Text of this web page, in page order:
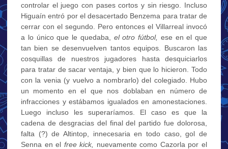
controlar el juego con pases cortos y sin riesgo. Incluso
Higuaín entró por el desacertado Benzema para tratar de
cerrar con el segundo. Pero entonces el Villarreal invocó
a lo único que le quedaba, el otro fútbol, ese en el que
tan bien se desenvuelven tantos equipos. Buscaron las
cosquillas de nuestros jugadores hasta desquiciarlos
para tratar de sacar ventaja, y bien que lo hicieron. Todo
con la venia (y vuelvo a nombrarlo) del colegiado. Hubo
un momento en el que nos doblaban en número de
infracciones y estábamos igualados en amonestaciones.
Luego incluso les superaríamos. El caso es que la
cadena de desgracias del final del partido fue dolorosa,
falta (?) de Altintop, innecesaria en todo caso, gol de
Senna en el free kick,
nuevamente como Cazorla por el